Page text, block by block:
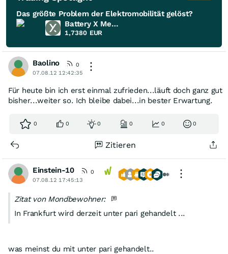
Das größte Problem der Elektromobilität gelöst?
Battery X Metals
1,7380 EUR
Baolino
0
07.08.12 12:42:35
Für heute bin ich erst einmal zufrieden...läuft doch ganz gut
bisher...weiter so. Ich bleibe dabei...in bester Erwartung.
0 0 0 0 0 0
Zitieren
Einstein-10
0
07.08.12 17:45:13
Zitat von Mondbewohner:
In Frankfurt wird derzeit unter pari gehandelt ...
was meinst du mit unter pari gehandelt..